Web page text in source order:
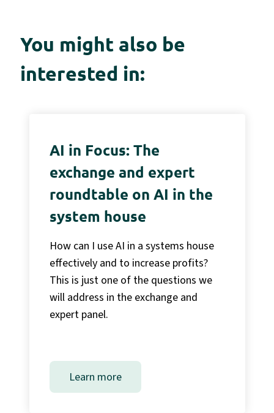
You might also be
interested in:
AI in Focus: The
exchange and expert
roundtable on AI in the
system house
How can I use AI in a systems house
effectively and to increase profits?
This is just one of the questions we
will address in the exchange and
expert panel.
Learn more